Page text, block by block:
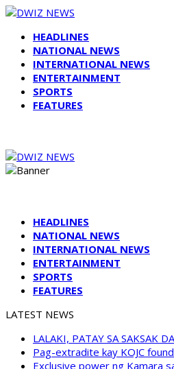
HEADLINES
NATIONAL NEWS
INTERNATIONAL NEWS
ENTERTAINMENT
SPORTS
FEATURES
HEADLINES
NATIONAL NEWS
INTERNATIONAL NEWS
ENTERTAINMENT
SPORTS
FEATURES
LATEST NEWS
LALAKI, PATAY SA SAKSAK
Pag-extradite kay KOJC
Exclusive power ng Kamara